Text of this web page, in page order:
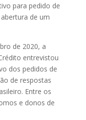
para pedido de
de um
de 2020, a
entrevistou
dos pedidos de
de respostas
Entre os
e donos de